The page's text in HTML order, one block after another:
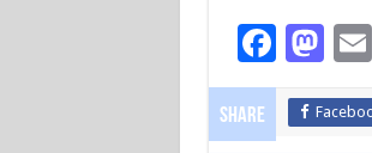
Share